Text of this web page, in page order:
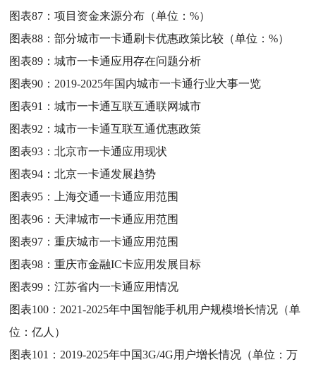
图表87：项目资金来源分布（单位：%）
图表88：部分城市一卡通刷卡优惠政策比较（单位：%）
图表89：城市一卡通应用存在问题分析
图表90： 2019-2025年国内城市一卡通行业大事一览
图表91：城市一卡通互联互通联网城市
图表92：城市一卡通互联互通优惠政策
图表93：北京市一卡通应用现状
图表94：北京一卡通发展趋势
图表95：
上海交通一卡通应用范围
图表96： 天津城市一卡通应用范围
图表97：重庆城市一卡通应用范围
图表98：重庆市金融IC卡应用发展目标
图表99：江苏省内一卡通应用情况
图表100： 2021-2025年中国智能手机用户规模增长情况（单
位：亿人）
图表101： 2019-2025年中国3G/4G用户增长情况（单位：万